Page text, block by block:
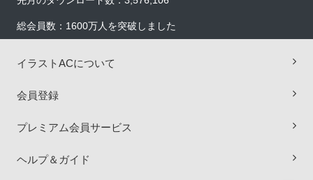
総会員数：1600万人を突破しました
イラストACについて
会員登録
プレミアム会員サービス
ヘルプ＆ガイド